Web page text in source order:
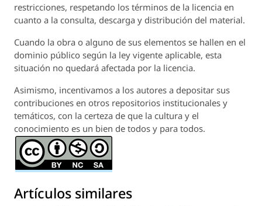
restricciones, respetando los términos de la licencia en
cuanto a la consulta, descarga y distribución del material.
Cuando la obra o alguno de sus elementos se hallen en el
dominio público según la ley vigente aplicable, esta
situación no quedará afectada por la licencia.
Asimismo, incentivamos a los autores a depositar sus
contribuciones en otros repositorios institucionales y
temáticos, con la certeza de que la cultura y el
conocimiento es un bien de todos y para todos.
Artículos similares